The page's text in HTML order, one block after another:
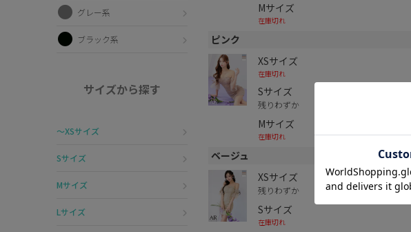
グレー系
ブラック系
サイズから探す
〜XSサイズ
Sサイズ
Mサイズ
Lサイズ
Mサイズ
在庫切れ
ピンク
XSサイズ
在庫切れ
Sサイズ
残りわずか
Mサイズ
在庫切れ
ベージュ
XSサイズ
残りわずか
Sサイズ
在庫切れ